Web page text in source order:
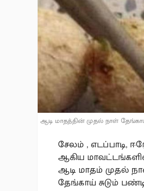
ஆடி மாதத்தின் முதல் நாள்
‌சேலம் , எடப்பாடி,
ஆகிய
ஆடி மாதம் முதல்
தேங்காய் சுடும்